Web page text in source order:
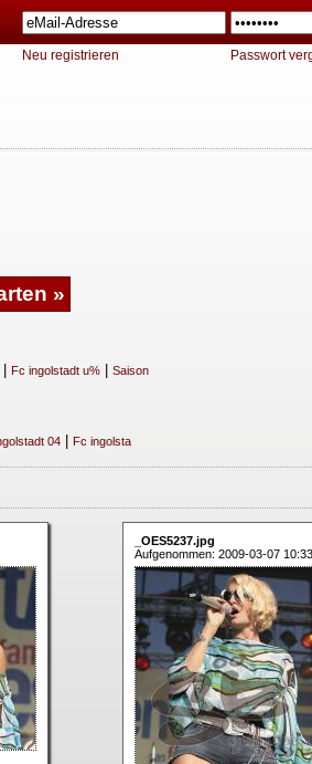
Neu registrieren Passwort
Fc ingolstadt u%| Saison
04| Fc ingolsta
_OES5237.jpg
Aufgenommen: 2009-03-07